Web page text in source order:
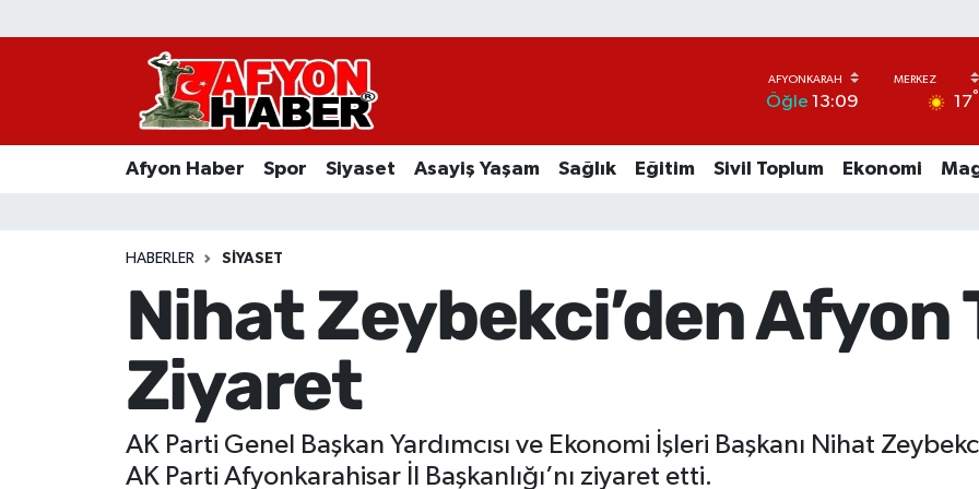
Öğle 13:09 17°
Afyon Haber Spor Siyaset Asayiş Yaşam Sağlık Eğitim Sivil Toplum Ekonomi
HABERLER SIYASET
Nihat Zeybekci’den Afyon
Ziyaret
AK Parti Genel Başkan Yardımcısı ve Ekonomi İşleri Başkanı Nihat
AK Parti Afyonkarahisar İl Başkanlığı’nı ziyaret etti.
Afyon Haber
Asayiş Yaşam
Ekonomi